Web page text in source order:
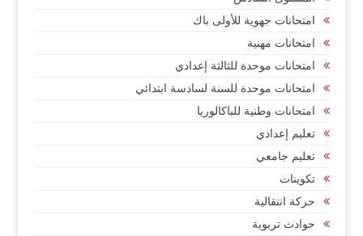
امتحانات جهوية للأولى باك
امتحانات مهنية
امتحانات موحدة للثالثة إعدادي
امتحانات موحدة للسنة لسادسة ابتدائي
امتحانات وطنية للباكالوريا
تعليم إعدادي
تعليم جامعي
تكوينات
حركة انتقالية
حوادث تربوية